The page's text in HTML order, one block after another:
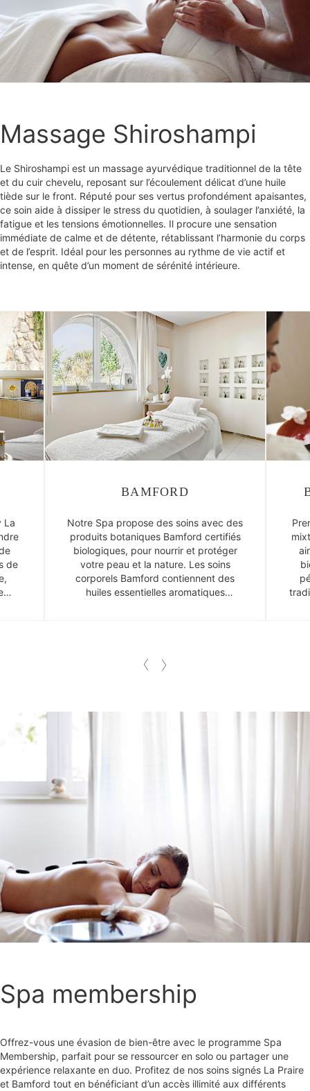
Massage Shiroshampi
Le Shiroshampi est un massage ayurvédique traditionnel de la tête
et du cuir chevelu, reposant sur l’écoulement délicat d’une huile
tiède sur le front. Réputé pour ses vertus profondément apaisantes,
ce soin aide à dissiper le stress du quotidien, à soulager l’anxiété, la
fatigue et les tensions émotionnelles. Il procure une sensation
immédiate de calme et de détente, rétablissant l’harmonie du corps
et de l’esprit. Idéal pour les personnes au rythme de vie actif et
intense, en quête d’un moment de sérénité intérieure.
La
de
BAMFORD
Notre Spa propose des soins avec des
produits botaniques Bamford certifiés
biologiques, pour nourrir et protéger
votre peau et la nature. Les soins
corporels Bamford contiennent des
huiles essentielles aromatiques
Spa membership
Offrez-vous une évasion de bien-être avec le programme Spa
Membership, parfait pour se ressourcer en solo ou partager une
expérience relaxante en duo. Profitez de nos soins signés La Praire
et Bamford tout en bénéficiant d’un accès illimité aux différents